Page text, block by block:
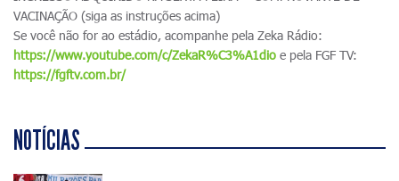
VACINAÇÃO (siga as instruções acima)
Se você não for ao estádio, acompanhe pela Zeka Rádio:
https://www.youtube.com/c/ZekaR%C3%A1dio e pela FGF TV:
https://fgftv.com.br/
NOTÍCIAS